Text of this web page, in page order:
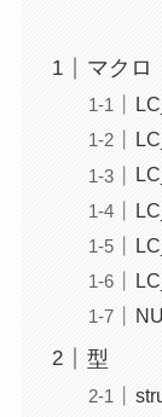
マクロ
型